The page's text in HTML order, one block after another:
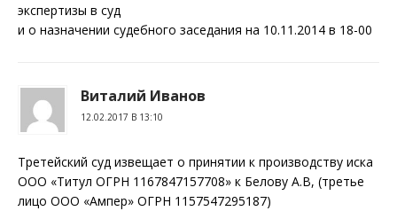
экспертизы в суд
и о назначении судебного заседания на 10.11.2014 в 18-00
Виталий Иванов
12.02.2017 В 13:10
Третейский суд извещает о принятии к производству иска
ООО «Титул ОГРН 1167847157708» к Белову А.В, (третье
лицо ООО «Ампер» ОГРН 1157547295187)